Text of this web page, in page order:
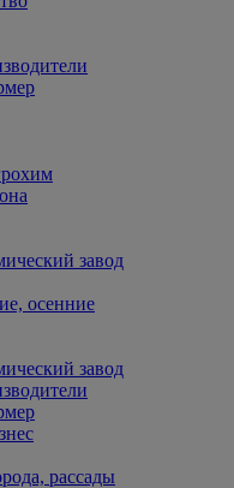
завод
осенние
завод
рассады